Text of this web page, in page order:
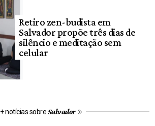
Retiro zen-budista em
Salvador propõe três dias de
silêncio e meditação sem
celular
+ notícias sobreSalvador